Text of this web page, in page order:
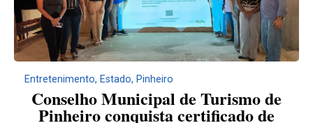
Entretenimento, Estado, Pinheiro
Conselho Municipal de Turismo de
Pinheiro conquista certificado de